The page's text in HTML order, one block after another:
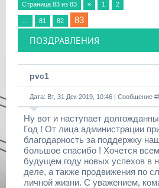
Страница 83 из 83 « 1 2
81 82 83
ПОЗДРАВЛЕНИЯ
pvc1
Дата: Вт, 31 Дек 2019, 10:46 | Сообщение #
Ну вот и наступает
Год ! От лица администрации
благодарность за поддержку
большое спасибо ! Хочется
будущем году новых успехов в
деле, а также продвижения по
личной жизни. С уважением,